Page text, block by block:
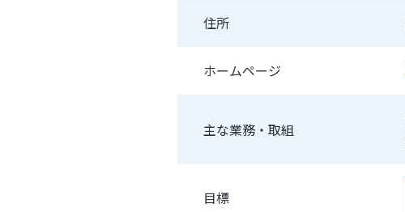
住所
ホームページ
主な業務・取組
目標